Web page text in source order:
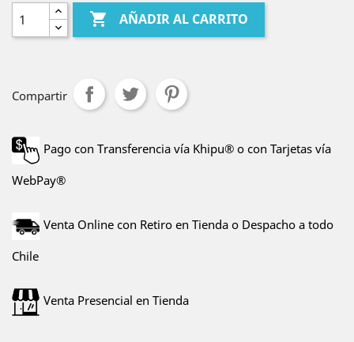
 AÑADIR AL CARRITO
Compartir
Pago con Transferencia vía Khipu® o con Tarjetas vía
WebPay®
Venta Online con Retiro en Tienda o Despacho a todo
Chile
Venta Presencial en Tienda